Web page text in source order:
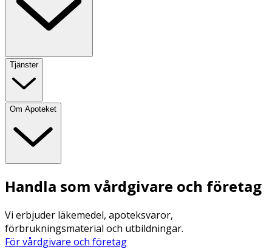
Tjänster
Om Apoteket
Handla som vårdgivare och företag
Vi erbjuder läkemedel, apoteksvaror,
förbrukningsmaterial och utbildningar.
För vårdgivare och företag